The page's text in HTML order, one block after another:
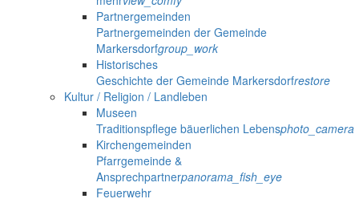
Partnergemeinden
Partnergemeinden der Gemeinde
Markersdorfgroup_work
Historisches
Geschichte der Gemeinde Markersdorfrestore
Kultur / Religion / Landleben
Museen
Traditionspflege bäuerlichen Lebensphoto_camera
Kirchengemeinden
Pfarrgemeinde &
Ansprechpartnerpanorama_fish_eye
Feuerwehr